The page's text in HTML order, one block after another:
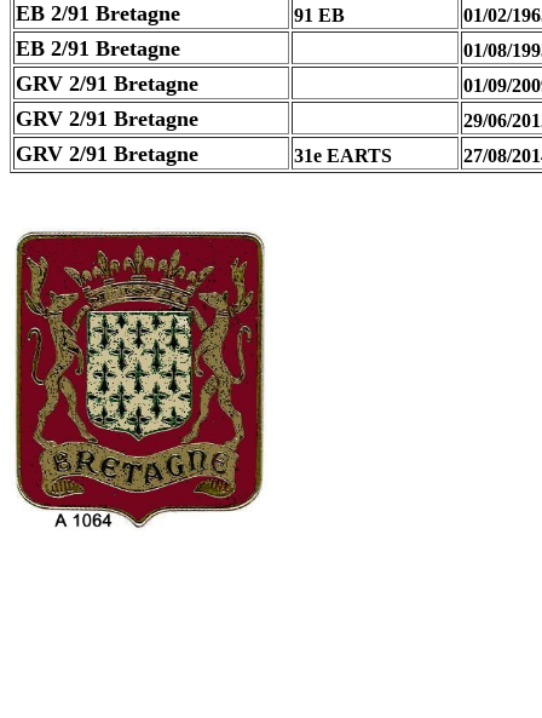
EB 2/91 Bretagne 91 EB 01/02/
EB 2/91 Bretagne 01/08/
GRV 2/91 Bretagne 01/09/
GRV 2/91 Bretagne 29/06/
GRV 2/91 Bretagne 31e EARTS 27/08/